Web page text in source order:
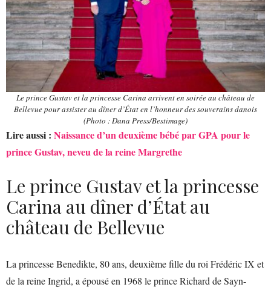
Le prince Gustav et la princesse Carina arrivent en soirée au château de
Bellevue pour assister au dîner d’État en l’honneur des souverains danois
(Photo : Dana Press/Bestimage)
Lire aussi : Naissance d’un deuxième bébé par GPA pour le
prince Gustav, neveu de la reine Margrethe
Le prince Gustav et la princesse
Carina au dîner d’État au
château de Bellevue
La princesse Benedikte, 80 ans, deuxième fille du roi Frédéric IX et
de la reine Ingrid, a épousé en 1968 le prince Richard de Sayn-